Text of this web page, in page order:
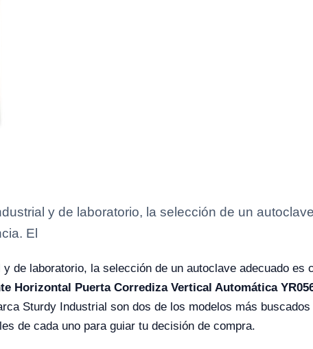
y de laboratorio, la selección de un
El
de laboratorio, la selección de un autoclave adecuado es
Horizontal Puerta Corrediza Vertical Automática
Sturdy Industrial son dos de los modelos más
de cada uno para guiar tu decisión de compra.